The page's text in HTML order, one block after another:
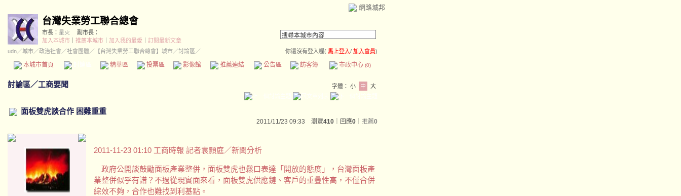
網路城邦
台灣失業勞工聯合總會
市長： 星火
副市長：
加入本城市
推薦本城市 加入我的最愛
訂閱最新文章
udn／城市／政治社會 ／社會團體／ 【台灣失業勞工聯合總會】城市／討論區／ 你還沒有登入喔( 馬上登入/ 加入會員)
本城市首頁 精華區 投票區 影像館 推薦連結 公告區 訪客簿 市政中心 (0)
討論區／工商要聞 字體： 小 中 大
面板雙虎談合作 困難重重
2011/11/23 09:33 瀏覽410 ｜回應0 推薦0
2011-11-23 01:10 工商時報 記者袁顥庭／新聞分析
政府公開談鼓勵面板產業整併，面板雙虎也鬆口表達「開放的態度」，台灣面板產
業整併似乎有譜？不過從現實面來看，面板雙虎供應鏈、客戶的重疊性高，不僅合併
綜效不夠，合作也難找到利基點。